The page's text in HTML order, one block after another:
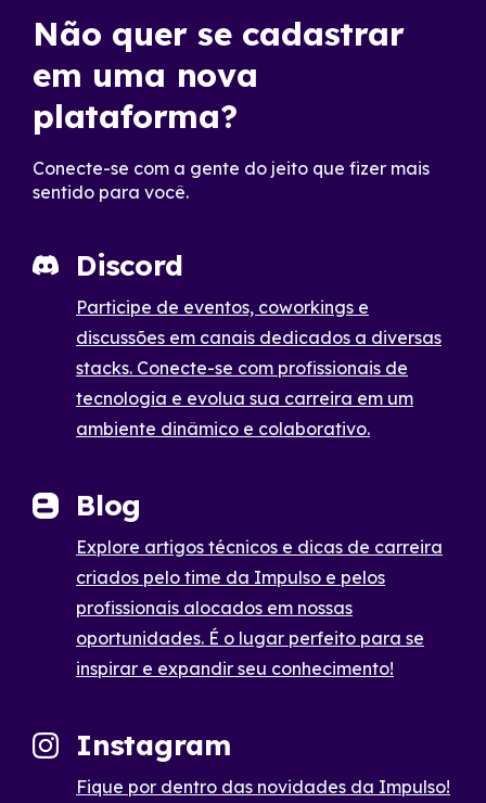
Não quer se cadastrar
em uma nova
plataforma?
Conecte-se com a gente do jeito que fizer mais
sentido para você.
Discord
Participe de eventos, coworkings e
discussões em canais dedicados a diversas
stacks. Conecte-se com profissionais de
tecnologia e evolua sua carreira em um
ambiente dinâmico e colaborativo.
Blog
Explore artigos técnicos e dicas de carreira
criados pelo time da Impulso e pelos
profissionais alocados em nossas
oportunidades. É o lugar perfeito para se
inspirar e expandir seu conhecimento!
Instagram
Fique por dentro das novidades da Impulso!